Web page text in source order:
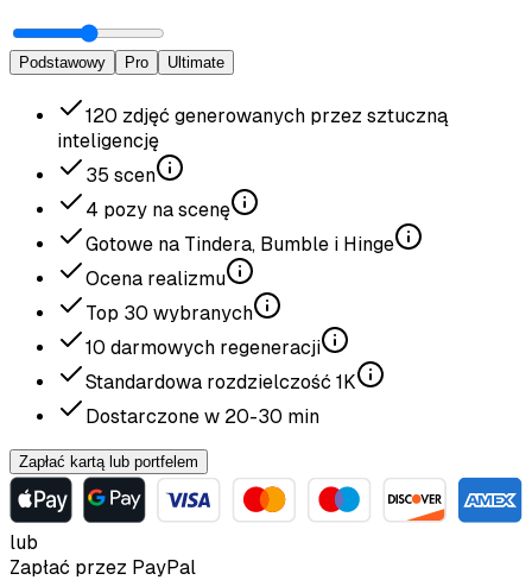
Podstawowy Pro Ultimate
120 zdjęć generowanych przez sztuczną
inteligencję
35 scen
4 pozy na scenę
Gotowe na Tindera, Bumble i Hinge
Ocena realizmu
Top 30 wybranych
10 darmowych regeneracji
Standardowa rozdzielczość 1K
Dostarczone w 20-30 min
Zapłać kartą lub portfelem
lub
Zapłać przez PayPal